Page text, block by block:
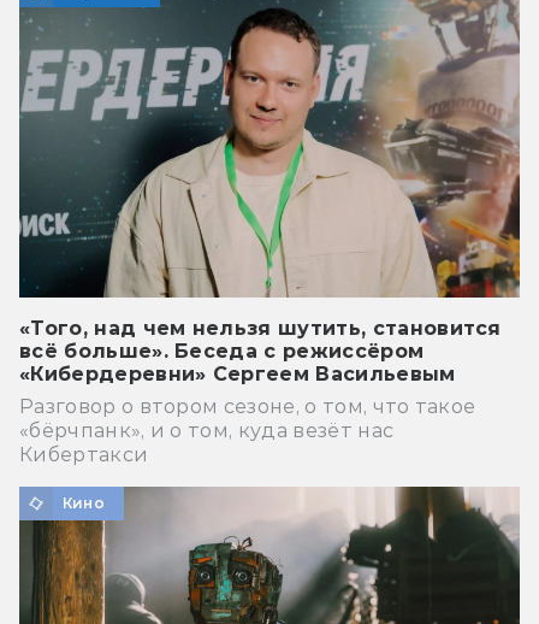
«Того, над чем нельзя шутить, становится
всё больше». Беседа с режиссёром
«Кибердеревни» Сергеем Васильевым
Разговор о втором сезоне, о том, что такое
«бёрчпанк», и о том, куда везёт нас
Кибертакси
Кино